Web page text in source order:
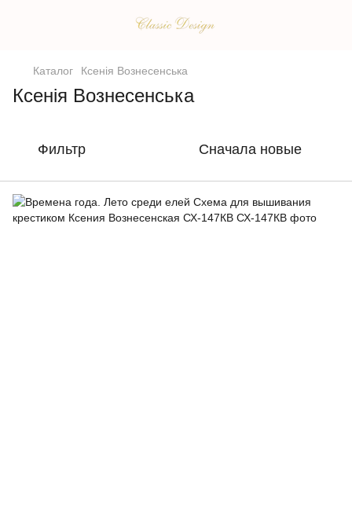
Каталог Ксенія Вознесенська
Ксенія Вознесенська
Фильтр Сначала новые